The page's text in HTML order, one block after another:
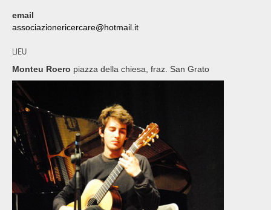
email
associazionericercare@hotmail.it
LIEU
Monteu Roero piazza della chiesa, fraz. San Grato